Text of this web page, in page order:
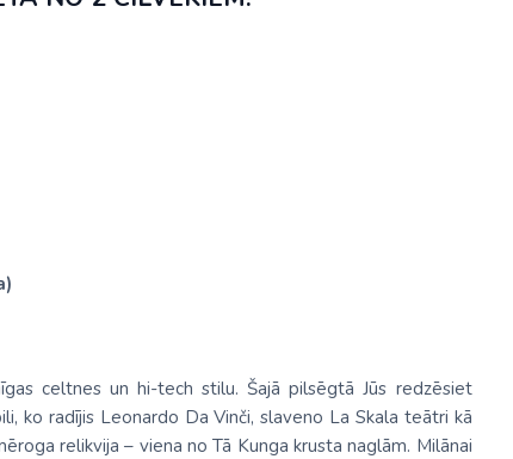
Uzbekistāna
Vjetnama
celtnes un hi-tech stilu. Šajā pilsēgtā Jūs redzēsiet
ko radījis Leonardo Da Vinči, slaveno La Skala teātri kā
relikvija – viena no Tā Kunga krusta naglām. Milānai